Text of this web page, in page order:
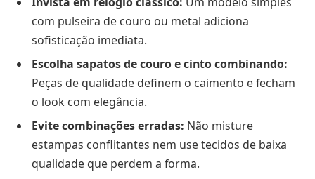
com pulseira de couro ou metal adiciona
sofisticação imediata.
Escolha sapatos de couro e cinto combinando:
Peças de qualidade definem o caimento e fecham
o look com elegância.
Evite combinações erradas: Não misture
estampas conflitantes nem use tecidos de baixa
qualidade que perdem a forma.